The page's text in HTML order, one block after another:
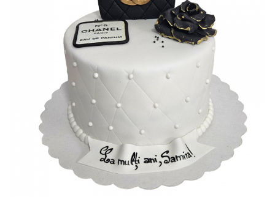
Torturi in frosting- crema pentru
Torturi cu flori
Tortulețe 1.7 kg - 2 kg